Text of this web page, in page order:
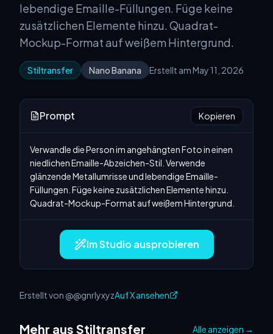
lebendige Emaille-Füllungen. Füge keine
zusätzlichen Elemente hinzu. Quadrat-
Mockup-Format auf weißem Hintergrund.
Stiltransfer Nano Banana Erstellt am May 11, 2026
Prompt Kopieren
Verwandle die Person im angehängten Foto in einen
niedlichen Emaille-Abzeichen-Stil. Verwende
glänzende Metallumrisse und lebendige Emaille-
Füllungen. Füge keine zusätzlichen Elemente hinzu.
Quadrat-Mockup-Format auf weißem Hintergrund.
Im Studio ausprobieren
Erstellt von @@gnrlyxyzAuf X ansehen
Mehr aus Stiltransfer Alle anzeigen →